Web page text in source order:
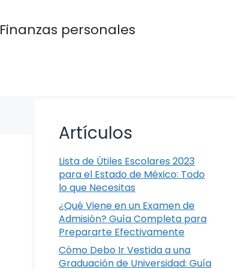
Finanzas personales
Artículos
Lista de Útiles Escolares 2023
para el Estado de México: Todo
lo que Necesitas
¿Qué Viene en un Examen de
Admisión? Guía Completa para
Prepararte Efectivamente
Cómo Debo Ir Vestida a una
Graduación de Universidad: Guía